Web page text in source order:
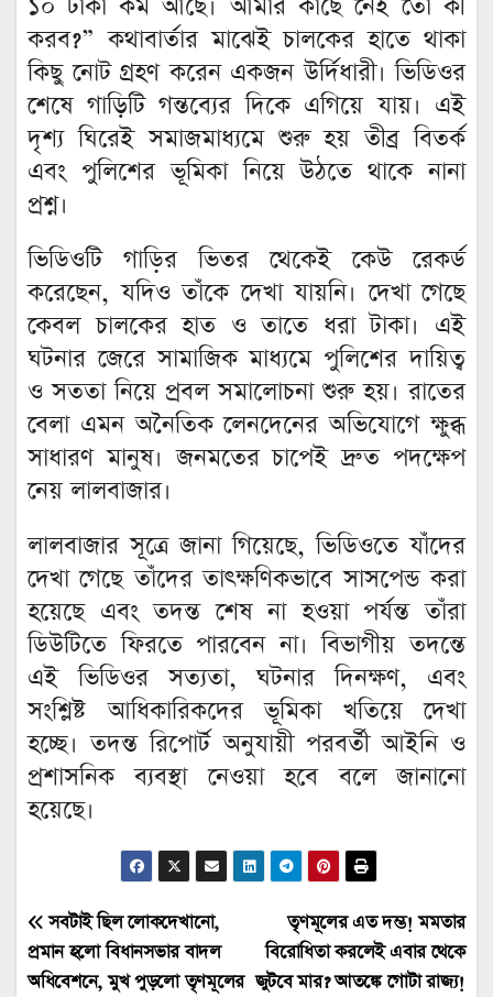
১০ টাকা কম আছে। আমার কাছে নেই তো কী
করব?” কথাবার্তার মাঝেই চালকের হাতে থাকা
কিছু নোট গ্রহণ করেন একজন উর্দিধারী। ভিডিওর
শেষে গাড়িটি গন্তব্যের দিকে এগিয়ে যায়। এই
দৃশ্য ঘিরেই সমাজমাধ্যমে শুরু হয় তীব্র বিতর্ক
এবং পুলিশের ভূমিকা নিয়ে উঠতে থাকে নানা
প্রশ্ন।
ভিডিওটি গাড়ির ভিতর থেকেই কেউ রেকর্ড
করেছেন, যদিও তাঁকে দেখা যায়নি। দেখা গেছে
কেবল চালকের হাত ও তাতে ধরা টাকা। এই
ঘটনার জেরে সামাজিক মাধ্যমে পুলিশের দায়িত্ব
ও সততা নিয়ে প্রবল সমালোচনা শুরু হয়। রাতের
বেলা এমন অনৈতিক লেনদেনের অভিযোগে ক্ষুব্ধ
সাধারণ মানুষ। জনমতের চাপেই দ্রুত পদক্ষেপ
নেয় লালবাজার।
লালবাজার সূত্রে জানা গিয়েছে, ভিডিওতে যাঁদের
দেখা গেছে তাঁদের তাৎক্ষণিকভাবে সাসপেন্ড করা
হয়েছে এবং তদন্ত শেষ না হওয়া পর্যন্ত তাঁরা
ডিউটিতে ফিরতে পারবেন না। বিভাগীয় তদন্তে
এই ভিডিওর সত্যতা, ঘটনার দিনক্ষণ, এবং
সংশ্লিষ্ট আধিকারিকদের ভূমিকা খতিয়ে দেখা
হচ্ছে। তদন্ত রিপোর্ট অনুযায়ী পরবর্তী আইনি ও
প্রশাসনিক ব্যবস্থা নেওয়া হবে বলে জানানো
হয়েছে।
Post
navigation
তৃণমূলের এত দম্ভ! মমতার
বিরোধিতা করলেই এবার থেকে
জুটবে মার? আতঙ্কে গোটা রাজ্য!
সবটাই ছিল লোকদেখানো,
প্রমান হলো বিধানসভার বাদল
অধিবেশনে, মুখ পুড়লো তৃণমূলের